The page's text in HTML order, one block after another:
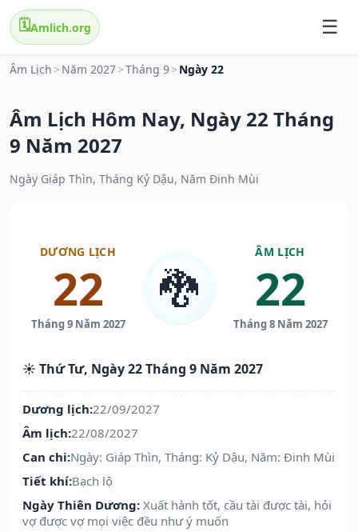
🗓️Amlich.org
Âm Lịch > Năm 2027>Tháng 9> Ngày 22
Âm Lịch Hôm Nay, Ngày 22 Tháng
9 Năm 2027
Ngày Giáp Thìn, Tháng Kỷ Dậu, Năm Đinh Mùi
DƯƠNG LỊCH
22
Tháng 9 Năm 2027
🐉
ÂM LỊCH
22
Tháng 8 Năm 2027
☀️ Thứ Tư, Ngày 22 Tháng 9 Năm 2027
Dương lịch:22/09/2027
Âm lịch:22/08/2027
Can chi:Ngày: Giáp Thìn, Tháng: Kỷ Dậu, Năm: Đinh Mùi
Tiết khí:Bạch lộ
Ngày Thiên Dương: Xuất hành tốt, cầu tài được tài, hỏi
vợ được vợ mọi việc đều như ý muốn